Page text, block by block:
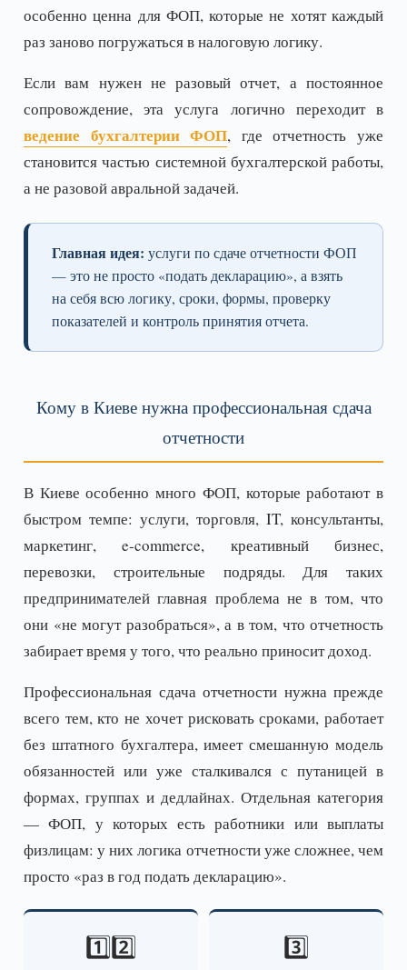
особенно ценна для ФОП, которые не хотят каждый
раз заново погружаться в налоговую логику.
Если вам нужен не разовый отчет, а постоянное
сопровождение, эта услуга логично переходит в
ведение бухгалтерии ФОП, где отчетность уже
становится частью системной бухгалтерской работы,
а не разовой авральной задачей.
Главная идея: услуги по сдаче отчетности ФОП
— это не просто «подать декларацию», а взять
на себя всю логику, сроки, формы, проверку
показателей и контроль принятия отчета.
Кому в Киеве нужна профессиональная сдача
отчетности
В Киеве особенно много ФОП, которые работают в
быстром темпе: услуги, торговля, IT, консультанты,
маркетинг, e-commerce, креативный бизнес,
перевозки, строительные подряды. Для таких
предпринимателей главная проблема не в том, что
они «не могут разобраться», а в том, что отчетность
забирает время у того, что реально приносит доход.
Профессиональная сдача отчетности нужна прежде
всего тем, кто не хочет рисковать сроками, работает
без штатного бухгалтера, имеет смешанную модель
обязанностей или уже сталкивался с путаницей в
формах, группах и дедлайнах. Отдельная категория
— ФОП, у которых есть работники или выплаты
физлицам: у них логика отчетности уже сложнее, чем
просто «раз в год подать декларацию».
1️⃣2️⃣ 3️⃣